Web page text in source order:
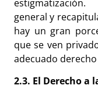
general y
hay un gran
que se ven
adecuado
2.3. El Derecho a